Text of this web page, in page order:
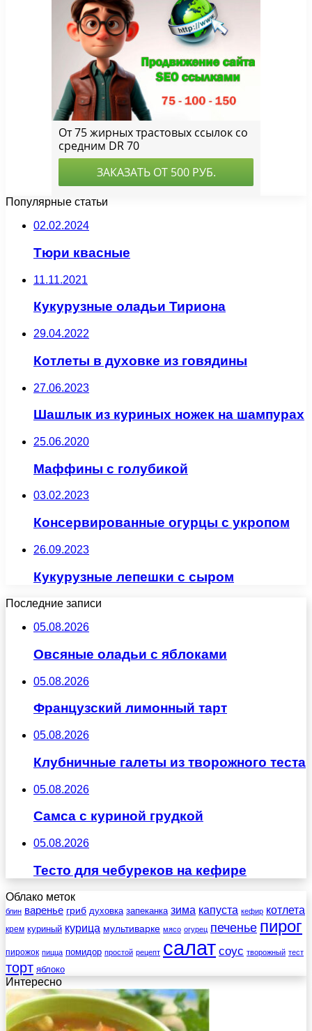
Популярные статьи
02.02.2024
Тюри квасные
11.11.2021
Кукурузные оладьи Тириона
29.04.2022
Котлеты в духовке из говядины
27.06.2023
Шашлык из куриных ножек на шампурах
25.06.2020
Маффины с голубикой
03.02.2023
Консервированные огурцы с укропом
26.09.2023
Кукурузные лепешки с сыром
Последние записи
05.08.2026
Овсяные оладьи с яблоками
05.08.2026
Французский лимонный тарт
05.08.2026
Клубничные галеты из творожного теста
05.08.2026
Самса с куриной грудкой
05.08.2026
Тесто для чебуреков на кефире
Облако меток
блин варенье гриб духовка запеканка зима капуста кефир котлета
крем куриный курица мультиварке мясо огурец печенье пирог
пирожок пицца помидор простой рецепт салат соус творожный тест
торт яблоко
Интересно